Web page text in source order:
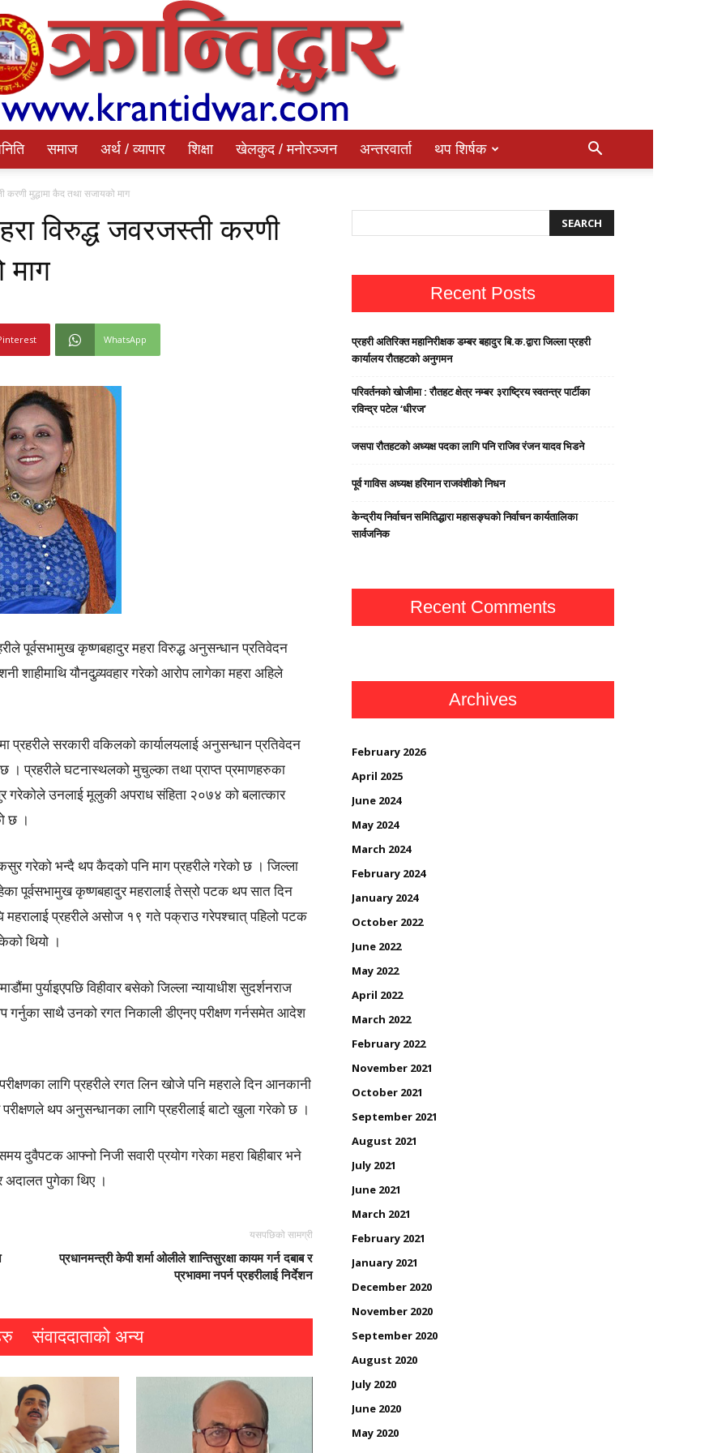
समाज अर्थ / व्यापार शिक्षा खेलकुद / मनोरञ्जन अन्तरवार्ता थप शिर्षक
करणी मुद्धामा कैद तथा सजायको माग
विरुद्ध जवरजस्ती करणी
माग
WhatsApp
पूर्वसभामुख कृष्णबहादुर महरा विरुद्ध अनुसन्धान प्रतिवेदन
शाहीमाथि यौनदुव्र्यवहार गरेको आरोप लागेका महरा अहिले
प्रहरीले सरकारी वकिलको कार्यालयलाई अनुसन्धान प्रतिवेदन
। प्रहरीले घटनास्थलको मुचुल्का तथा प्राप्त प्रमाणहरुका
गरेकोले उनलाई मूलुकी अपराध संहिता २०७४ को बलात्कार
छ ।
गरेको भन्दै थप कैदको पनि माग प्रहरीले गरेको छ । जिल्ला
पूर्वसभामुख कृष्णबहादुर महरालाई तेस्रो पटक थप सात दिन
प्रहरीले असोज १९ गते पक्राउ गरेपश्चात् पहिलो पटक
थियो ।
पुर्याइएपछि विहीवार बसेको जिल्ला न्यायाधीश सुदर्शनराज
साथै उनको रगत निकाली डीएनए परीक्षण गर्नसमेत आदेश
लागि प्रहरीले रगत लिन खोजे पनि महराले दिन आनकानी
थप अनुसन्धानका लागि प्रहरीलाई बाटो खुला गरेको छ ।
दुवैपटक आफ्नो निजी सवारी प्रयोग गरेका महरा बिहीबार भने
अदालत पुगेका थिए ।
यसपछिको सामग्री
प्रधानमन्त्री केपी शर्मा ओलीले शान्तिसुरक्षा कायम गर्न दबाब र
प्रभावमा नपर्न प्रहरीलाई निर्देशन
संवाददाताको अन्य
Recent Posts
प्रहरी अतिरिक्त महानिरीक्षक डम्बर बहादुर बि.क.द्वारा जिल्ला प्रहरी
कार्यालय रौतहटको अनुगमन
परिवर्तनको खोजीमा : रौतहट क्षेत्र नम्बर ३राष्ट्रिय स्वतन्त्र पार्टीका
रविन्द्र पटेल ‘धीरज’
जसपा राैतहटको अध्यक्ष पदका लागि पनि राजिव रंजन यादव भिडने
पूर्व गाविस अध्यक्ष हरिमान राजवंशीको निधन
केन्द्रीय निर्वाचन समितिद्धारा महासङ्घको निर्वाचन कार्यतालिका
सार्वजनिक
Recent Comments
Archives
February 2026
April 2025
June 2024
May 2024
March 2024
February 2024
January 2024
October 2022
June 2022
May 2022
April 2022
March 2022
February 2022
November 2021
October 2021
September 2021
August 2021
July 2021
June 2021
March 2021
February 2021
January 2021
December 2020
November 2020
September 2020
August 2020
July 2020
June 2020
May 2020